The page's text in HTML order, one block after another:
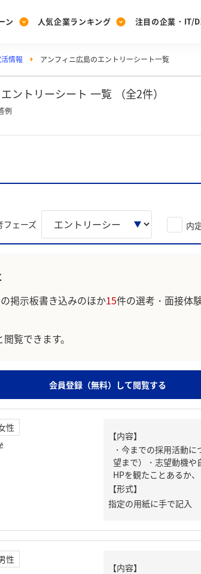
ン
る
[27卒] 本選考体験
人気企業ランキング
ングを見る
みんなのDX企業就
注目の企業・IT/
企業特集
情報 アンフィニ広島のエントリーシート一覧
ントリーシート 一覧 （全2件）
例
フェーズ 内
掲示板書き込みのほか15件の選考・面接体験
覧できます。
会員登録（無料）して閲覧する
性
【内容】
・今までの採用活動
望まで）・志望動機や
HPを観たことあるか
【形式】
指定の用紙に手で記入
性
【内容】